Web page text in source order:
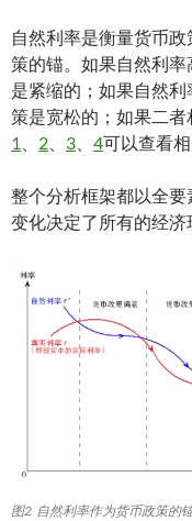
自然利率是衡量货币
策的锚。如果自然利
是紧缩的；如果自然
策是宽松的；如果二
1
2 3 4可以查看
整个分析框架都以全
变化决定了所有的经济
图2 自然利率作为货币政策的